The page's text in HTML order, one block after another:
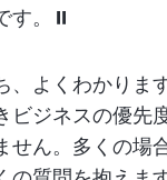
す。⏸️
、よくわかりま
ビジネスの優先
せん。多くの場合